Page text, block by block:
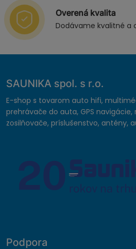
Overená kvalita
Dodávame kvalitné a
SAUNIKA spol. s r.o.
E-shop s tovarom auto hifi,
prehrávače do auta, GPS navigácie,
zosilňovače, príslušenstvo, antény,
Podpora